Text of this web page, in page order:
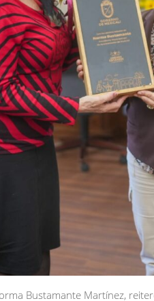
Bustamante Martínez,